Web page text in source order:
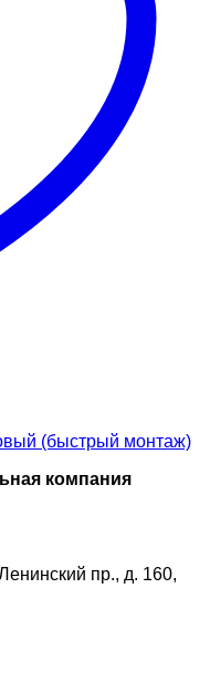
(быстрый монтаж)
компания
пр., д. 160,